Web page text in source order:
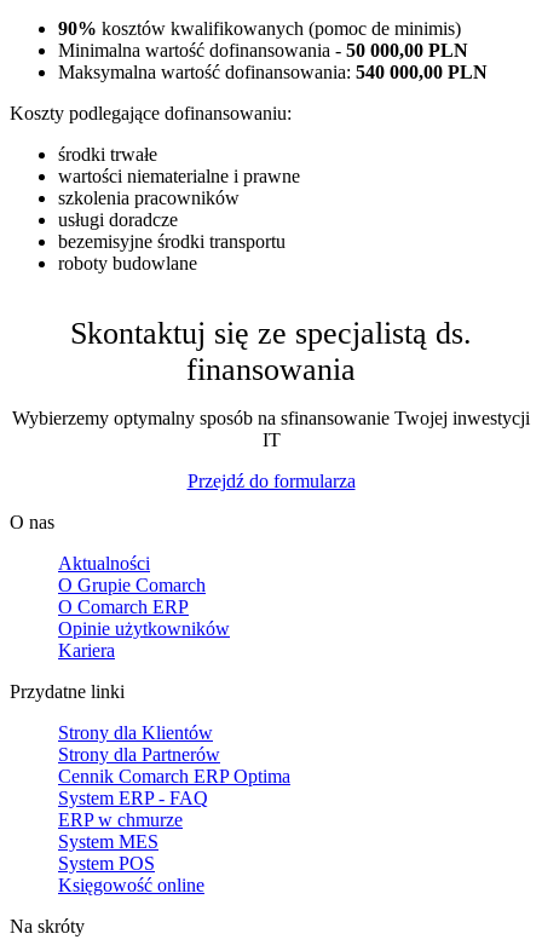
90% kosztów kwalifikowanych (pomoc de minimis)
Minimalna wartość dofinansowania - 50 000,00 PLN
Maksymalna wartość dofinansowania: 540 000,00 PLN
Koszty podlegające dofinansowaniu:
środki trwałe
wartości niematerialne i prawne
szkolenia pracowników
usługi doradcze
bezemisyjne środki transportu
roboty budowlane
Skontaktuj się ze specjalistą ds.
finansowania
Wybierzemy optymalny sposób na sfinansowanie Twojej inwestycji
IT
Przejdź do formularza
O nas
Aktualności
O Grupie Comarch
O Comarch ERP
Opinie użytkowników
Kariera
Przydatne linki
Strony dla Klientów
Strony dla Partnerów
Cennik Comarch ERP Optima
System ERP - FAQ
ERP w chmurze
System MES
System POS
Księgowość online
Na skróty